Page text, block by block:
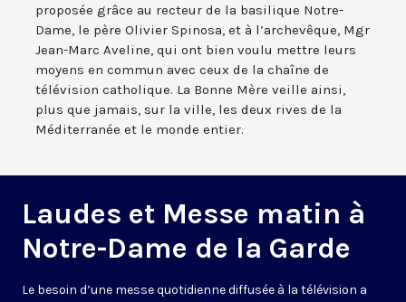
proposée grâce au recteur de la basilique Notre-
Dame, le père Olivier Spinosa, et à l’archevêque, Mgr
Jean-Marc Aveline, qui ont bien voulu mettre leurs
moyens en commun avec ceux de la chaîne de
télévision catholique. La Bonne Mère veille ainsi,
plus que jamais, sur la ville, les deux rives de la
Méditerranée et le monde entier.
Laudes et Messe matin à
Notre-Dame de la Garde
Le besoin d’une messe quotidienne diffusée à la télévision a